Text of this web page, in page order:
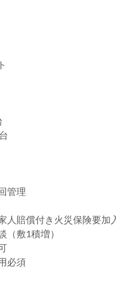
管理
償付き火災保険要加
1積増）
必須